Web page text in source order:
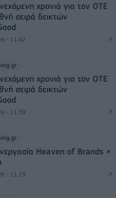
χρονιά για τον ΟΤΕ
σειρά δεικτών
- 11:42
χρονιά για τον ΟΤΕ
σειρά δεικτών
- 11:39
Heaven of Brands ×
- 11:19